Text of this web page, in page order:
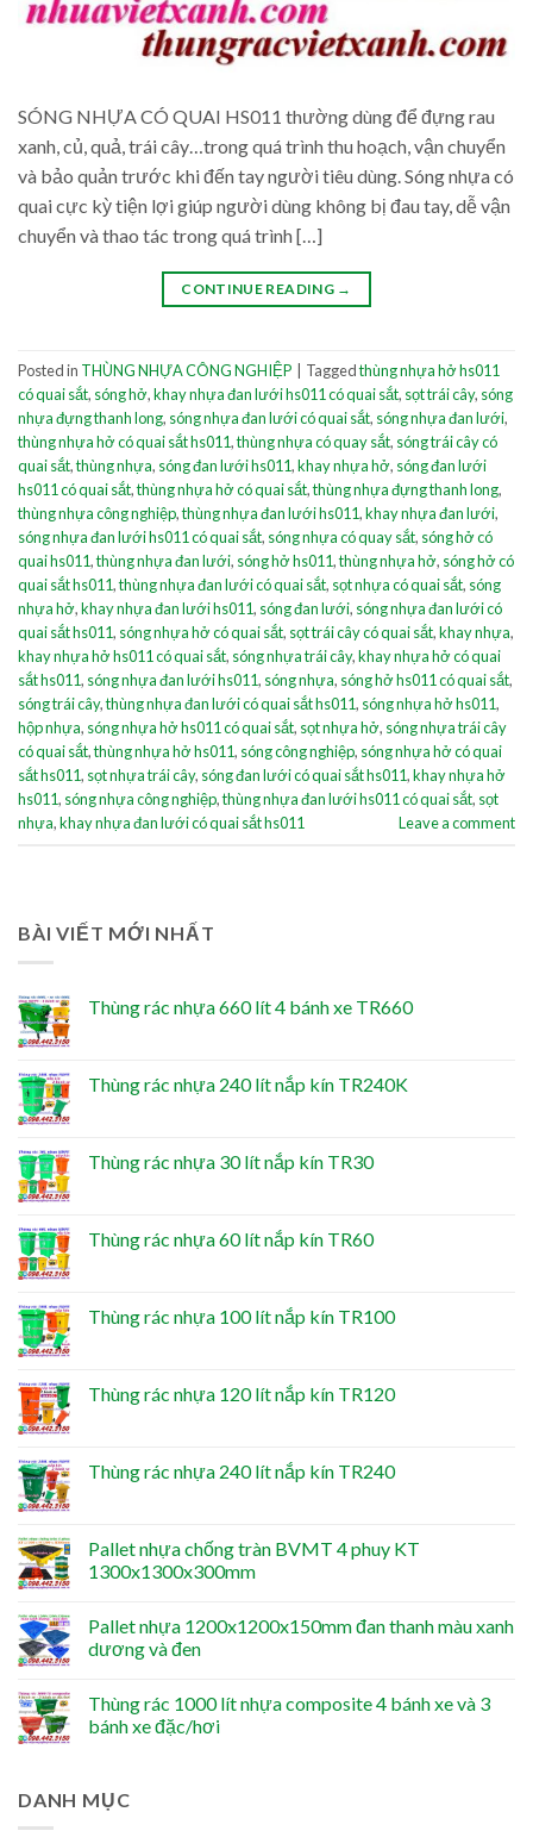
SÓNG NHỰA CÓ QUAI HS011 thường dùng để đựng rau
xanh, củ, quả, trái cây…trong quá trình thu hoạch, vận chuyển
và bảo quản trước khi đến tay người tiêu dùng. Sóng nhựa có
quai cực kỳ tiện lợi giúp người dùng không bị đau tay, dễ vận
chuyển và thao tác trong quá trình […]
CONTINUE READING →
Posted in THÙNG NHỰA CÔNG NGHIỆP Taggedthùng nhựa hở hs011
có quai sắt, sóng hở,khay nhựa đan lưới hs011 có quai sắt, sọt trái cây, sóng
nhựa đựng thanh long, sóng nhựa đan lưới có quai sắt, sóng nhựa đan lưới,
thùng nhựa hở có quai sắt hs011,thùng nhựa có quay sắt, sóng trái cây có
quai sắt,thùng nhựa, sóng đan lưới hs011,khay nhựa hở, sóng đan lưới
hs011 có quai sắt,thùng nhựa hở có quai sắt,thùng nhựa đựng thanh long,
thùng nhựa công nghiệp,thùng nhựa đan lưới hs011,khay nhựa đan lưới,
sóng nhựa đan lưới hs011 có quai sắt, sóng nhựa có quay sắt, sóng hở có
quai hs011,thùng nhựa đan lưới, sóng hở hs011,thùng nhựa hở, sóng hở có
quai sắt hs011,thùng nhựa đan lưới có quai sắt, sọt nhựa có quai sắt, sóng
nhựa hở,khay nhựa đan lưới hs011, sóng đan lưới, sóng nhựa đan lưới có
quai sắt hs011, sóng nhựa hở có quai sắt, sọt trái cây có quai sắt,khay nhựa,
khay nhựa hở hs011 có quai sắt, sóng nhựa trái cây,khay nhựa hở có quai
sắt hs011, sóng nhựa đan lưới hs011, sóng nhựa, sóng hở hs011 có quai sắt,
sóng trái cây,thùng nhựa đan lưới có quai sắt hs011, sóng nhựa hở hs011,
hộp nhựa, sóng nhựa hở hs011 có quai sắt, sọt nhựa hở, sóng nhựa trái cây
có quai sắt,thùng nhựa hở hs011, sóng công nghiệp, sóng nhựa hở có quai
sắt hs011, sọt nhựa trái cây, sóng đan lưới có quai sắt hs011,khay nhựa hở
hs011, sóng nhựa công nghiệp,thùng nhựa đan lưới hs011 có quai sắt, sọt
nhựa,khay nhựa đan lưới có quai sắt hs011 Leave a comment
BÀI VIẾT MỚI NHẤT
Thùng rác nhựa 660 lít 4 bánh xe TR660
Thùng rác nhựa 240 lít nắp kín TR240K
Thùng rác nhựa 30 lít nắp kín TR30
Thùng rác nhựa 60 lít nắp kín TR60
Thùng rác nhựa 100 lít nắp kín TR100
Thùng rác nhựa 120 lít nắp kín TR120
Thùng rác nhựa 240 lít nắp kín TR240
Pallet nhựa chống tràn BVMT 4 phuy KT
1300x1300x300mm
Pallet nhựa 1200x1200x150mm đan thanh màu xanh
dương và đen
Thùng rác 1000 lít nhựa composite 4 bánh xe và 3
bánh xe đặc/hơi
DANH MỤC